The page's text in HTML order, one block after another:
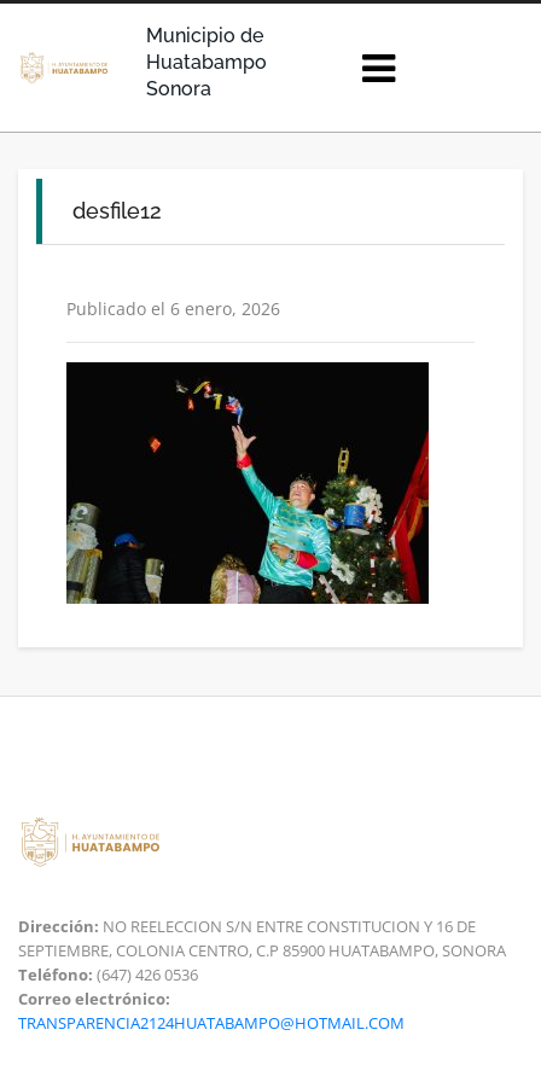
Municipio de
Huatabampo
Sonora
desfile12
Publicado el 6 enero, 2026
Dirección: NO REELECCION S/N ENTRE CONSTITUCION Y 16 DE
SEPTIEMBRE, COLONIA CENTRO, C.P 85900 HUATABAMPO, SONORA
Teléfono: (647) 426 0536
Correo electrónico:
TRANSPARENCIA2124HUATABAMPO@HOTMAIL.COM